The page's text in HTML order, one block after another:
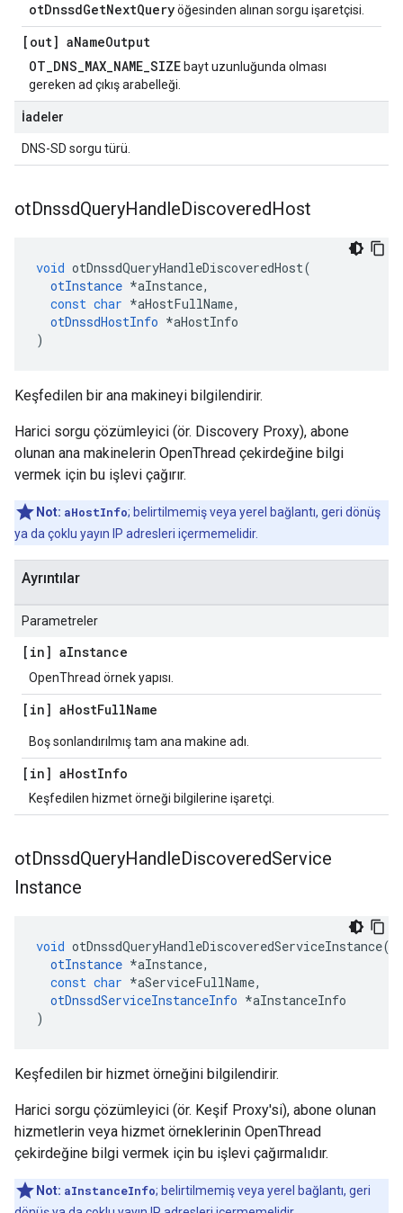
otDnssdGetNextQueryöğesinden alınan sorgu işaretçisi.
[out] aNameOutput
OT_DNS_MAX_NAME_SIZE bayt uzunluğunda olması
gereken ad çıkış arabelleği.
İadeler
DNS-SD sorgu türü.
otDnssdQueryHandleDiscoveredHost
void otDnssdQueryHandleDiscoveredHost(
otInstance *aInstance,
const char *aHostFullName,
otDnssdHostInfo *aHostInfo
)
Keşfedilen bir ana makineyi bilgilendirir.
Harici sorgu çözümleyici (ör. Discovery Proxy), abone
olunan ana makinelerin OpenThread çekirdeğine bilgi
vermek için bu işlevi çağırır.
Not: aHostInfo; belirtilmemiş veya yerel bağlantı, geri dönüş
ya da çoklu yayın IP adresleri içermemelidir.
Ayrıntılar
Parametreler
[in] aInstance
OpenThread örnek yapısı.
[in] aHostFullName
Boş sonlandırılmış tam ana makine adı.
[in] aHostInfo
Keşfedilen hizmet örneği bilgilerine işaretçi.
otDnssdQueryHandleDiscoveredService
Instance
void otDnssdQueryHandleDiscoveredServiceInstance(
otInstance *aInstance,
const char *aServiceFullName,
otDnssdServiceInstanceInfo *aInstanceInfo
)
Keşfedilen bir hizmet örneğini bilgilendirir.
Harici sorgu çözümleyici (ör. Keşif Proxy'si), abone olunan
hizmetlerin veya hizmet örneklerinin OpenThread
çekirdeğine bilgi vermek için bu işlevi çağırmalıdır.
Not: aInstanceInfo; belirtilmemiş veya yerel bağlantı, geri